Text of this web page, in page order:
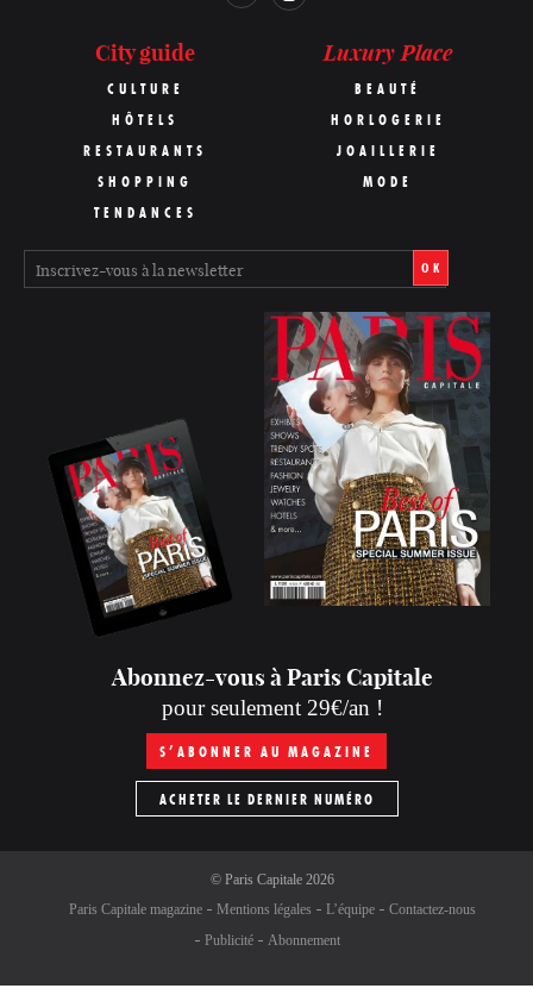
City guide
CULTURE
HÔTELS
RESTAURANTS
SHOPPING
TENDANCES
Luxury Place
BEAUTÉ
HORLOGERIE
JOAILLERIE
MODE
OK
Abonnez-vous à Paris Capitale
pour seulement 29€/an !
S’ABONNER AU MAGAZINE
ACHETER LE DERNIER NUMÉRO
© Paris Capitale2026
Paris Capitale magazine
Mentions légales L’équipe
Contactez-nous
Publicité
Abonnement